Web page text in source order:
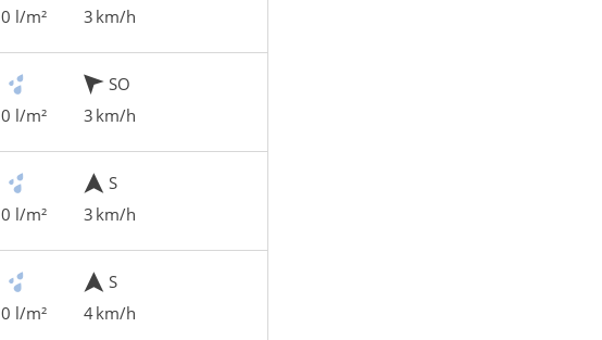
0 l/m²
3 km/h
0 l/m²
SO
3 km/h
0 l/m²
S
3 km/h
0 l/m²
S
4 km/h